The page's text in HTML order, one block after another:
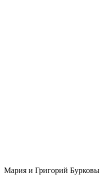
Мария и Григорий Бурковы